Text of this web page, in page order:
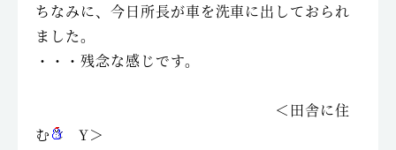
ちなみに、今日所長が車を洗車に出しておられ
ました。
・・・残念な感じです。
＜田舎に住
む
Y＞